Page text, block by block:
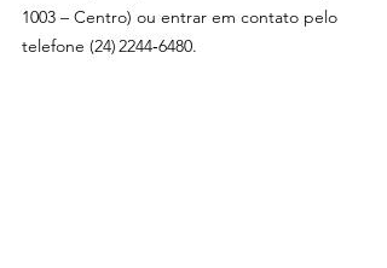
1003 – Centro) ou entrar em contato pelo
telefone (24) 2244‑6480.